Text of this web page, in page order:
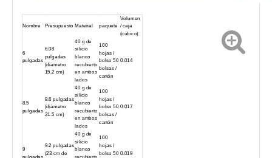
Nombre Presupuesto Material paquete
Volumen
/ caja
(cúbico)
6
pulgadas
6.08
pulgadas
(diámetro
15.2 cm)
40 g de
silicio
blanco
recubierto
en ambos
lados
100
hojas /
bolso 50
bolsas /
cartón
0.014
8.5
pulgadas
8.6 pulgadas
(diámetro
21.5 cm)
40 g de
silicio
blanco
recubierto
en ambos
lados
100
hojas /
bolso 50
bolsas /
cartón
0.017
9
9.2 pulgadas
(23 cm de
40 g de
silicio
blanco
100
hojas /
bolso 50 0.019